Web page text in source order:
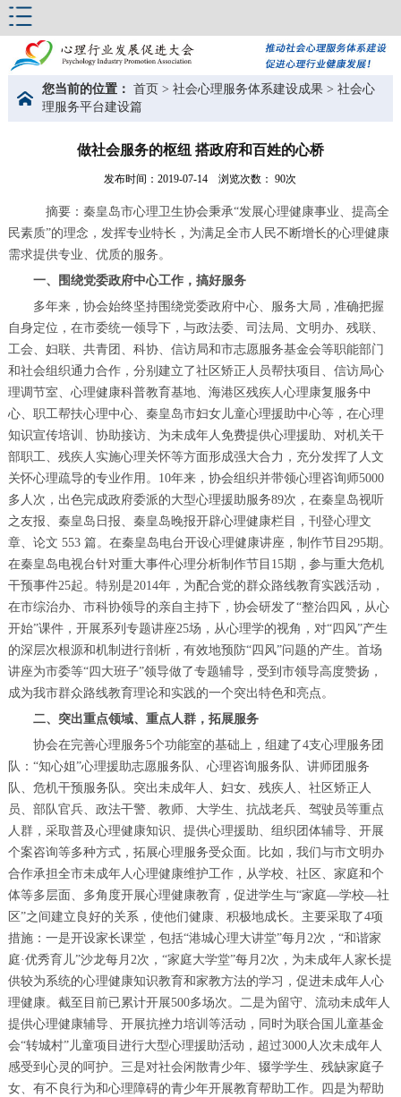
您当前的位置： 首页 > 社会心理服务体系建设成果 > 社会心
理服务平台建设篇
做社会服务的枢纽 搭政府和百姓的心桥
发布时间：2019-07-14 浏览次数： 90次
摘要：秦皇岛市心理卫生协会秉承“发展心理健康事业、提高全
民素质”的理念，发挥专业特长，为满足全市人民不断增长的心理健康
需求提供专业、优质的服务。
一、围绕党委政府中心工作，搞好服务
多年来，协会始终坚持围绕党委政府中心、服务大局，准确把握
自身定位，在市委统一领导下，与政法委、司法局、文明办、残联、
工会、妇联、共青团、科协、信访局和市志愿服务基金会等职能部门
和社会组织通力合作，分别建立了社区矫正人员帮扶项目、信访局心
理调节室、心理健康科普教育基地、海港区残疾人心理康复服务中
心、职工帮扶心理中心、秦皇岛市妇女儿童心理援助中心等，在心理
知识宣传培训、协助接访、为未成年人免费提供心理援助、对机关干
部职工、残疾人实施心理关怀等方面形成强大合力，充分发挥了人文
关怀心理疏导的专业作用。10年来，协会组织并带领心理咨询师5000
多人次，出色完成政府委派的大型心理援助服务89次，在秦皇岛视听
之友报、秦皇岛日报、秦皇岛晚报开辟心理健康栏目，刊登心理文
章、论文 553 篇。在秦皇岛电台开设心理健康讲座，制作节目295期。
在秦皇岛电视台针对重大事件心理分析制作节目15期，参与重大危机
干预事件25起。特别是2014年，为配合党的群众路线教育实践活动，
在市综治办、市科协领导的亲自主持下，协会研发了“整治四风，从心
开始”课件，开展系列专题讲座25场，从心理学的视角，对“四风”产生
的深层次根源和机制进行剖析，有效地预防“四风”问题的产生。首场
讲座为市委等“四大班子”领导做了专题辅导，受到市领导高度赞扬，
成为我市群众路线教育理论和实践的一个突出特色和亮点。
二、突出重点领域、重点人群，拓展服务
协会在完善心理服务5个功能室的基础上，组建了4支心理服务团
队：“知心姐”心理援助志愿服务队、心理咨询服务队、讲师团服务
队、危机干预服务队。突出未成年人、妇女、残疾人、社区矫正人
员、部队官兵、政法干警、教师、大学生、抗战老兵、驾驶员等重点
人群，采取普及心理健康知识、提供心理援助、组织团体辅导、开展
个案咨询等多种方式，拓展心理服务受众面。比如，我们与市文明办
合作承担全市未成年人心理健康维护工作，从学校、社区、家庭和个
体等多层面、多角度开展心理健康教育，促进学生与“家庭—学校—社
区”之间建立良好的关系，使他们健康、积极地成长。主要采取了4项
措施：一是开设家长课堂，包括“港城心理大讲堂”每月2次，“和谐家
庭·优秀育儿”沙龙每月2次，“家庭大学堂”每月2次，为未成年人家长提
供较为系统的心理健康知识教育和家教方法的学习，促进未成年人心
理健康。截至目前已累计开展500多场次。二是为留守、流动未成年人
提供心理健康辅导、开展抗挫力培训等活动，同时为联合国儿童基金
会“转城村”儿童项目进行大型心理援助活动，超过3000人次未成年人
感受到心灵的呵护。三是对社会闲散青少年、辍学学生、残缺家庭子
女、有不良行为和心理障碍的青少年开展教育帮助工作。四是为帮助